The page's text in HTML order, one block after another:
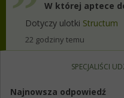
W której aptece
Dotyczy ulotki Structum
22 godziny temu
SPECJALIŚCI
Najnowsza odpowiedź